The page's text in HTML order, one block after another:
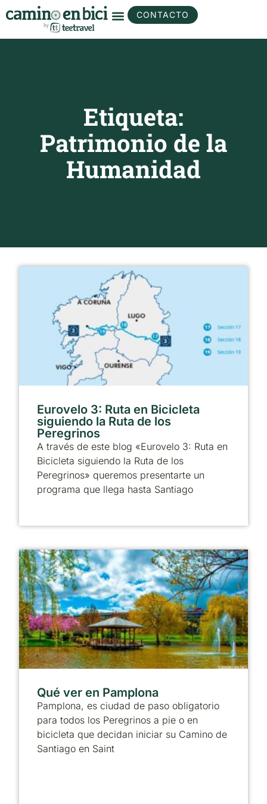
CONTACTO
Etiqueta:
Patrimonio de la
Humanidad
Eurovelo 3: Ruta en Bicicleta
siguiendo la Ruta de los
Peregrinos
A través de este blog «Eurovelo 3: Ruta en
Bicicleta siguiendo la Ruta de los
Peregrinos» queremos presentarte un
programa que llega hasta Santiago
Qué ver en Pamplona
Pamplona, es ciudad de paso obligatorio
para todos los Peregrinos a pie o en
bicicleta que decidan iniciar su Camino de
Santiago en Saint